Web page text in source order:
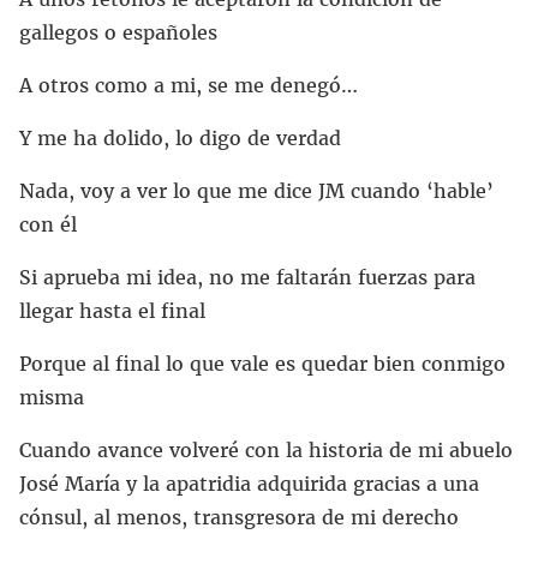
gallegos o españoles
A otros como a mi, se me denegó…
Y me ha dolido, lo digo de verdad
Nada, voy a ver lo que me dice JM cuando ‘hable’
con él
Si aprueba mi idea, no me faltarán fuerzas para
llegar hasta el final
Porque al final lo que vale es quedar bien conmigo
misma
Cuando avance volveré con la historia de mi abuelo
José María y la apatridia adquirida gracias a una
cónsul, al menos, transgresora de mi derecho